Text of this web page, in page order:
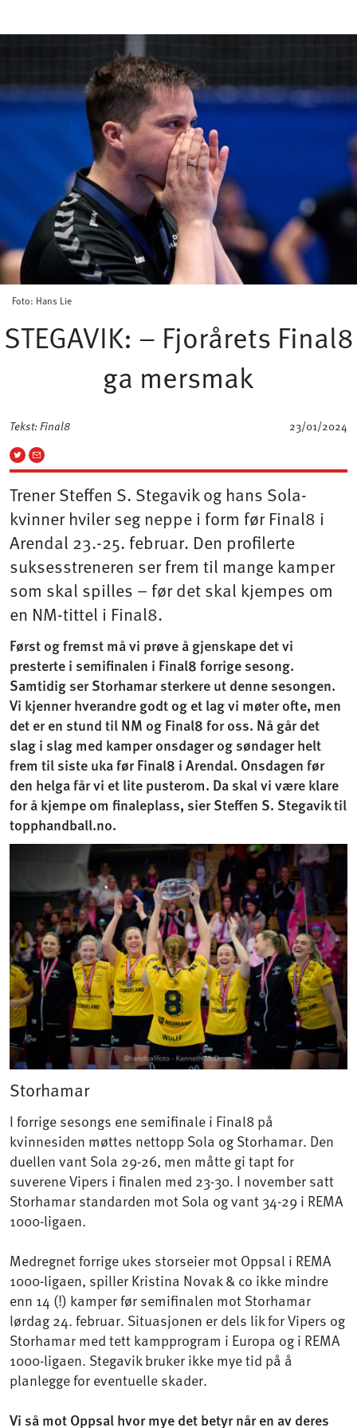
Foto: Hans Lie
STEGAVIK: – Fjorårets Final8
ga mersmak
Tekst: Final8 23/01/2024
Trener Steffen S. Stegavik og hans Sola-
kvinner hviler seg neppe i form før Final8 i
Arendal 23.-25. februar. Den profilerte
suksesstreneren ser frem til mange kamper
som skal spilles – før det skal kjempes om
en NM-tittel i Final8.
Først og fremst må vi prøve å gjenskape det vi
presterte i semifinalen i Final8 forrige sesong.
Samtidig ser Storhamar sterkere ut denne sesongen.
Vi kjenner hverandre godt og et lag vi møter ofte, men
det er en stund til NM og Final8 for oss. Nå går det
slag i slag med kamper onsdager og søndager helt
frem til siste uka før Final8 i Arendal. Onsdagen før
den helga får vi et lite pusterom. Da skal vi være klare
for å kjempe om finaleplass, sier Steffen S. Stegavik til
topphandball.no.
Storhamar
I forrige sesongs ene semifinale i Final8 på
kvinnesiden møttes nettopp Sola og Storhamar. Den
duellen vant Sola 29-26, men måtte gi tapt for
suverene Vipers i finalen med 23-30. I november satt
Storhamar standarden mot Sola og vant 34-29 i REMA
1000-ligaen.
Medregnet forrige ukes storseier mot Oppsal i REMA
1000-ligaen, spiller Kristina Novak & co ikke mindre
enn 14 (!) kamper før semifinalen mot Storhamar
lørdag 24. februar. Situasjonen er dels lik for Vipers og
Storhamar med tett kampprogram i Europa og i REMA
1000-ligaen. Stegavik bruker ikke mye tid på å
planlegge for eventuelle skader.
Vi så mot Oppsal hvor mye det betyr når en av deres